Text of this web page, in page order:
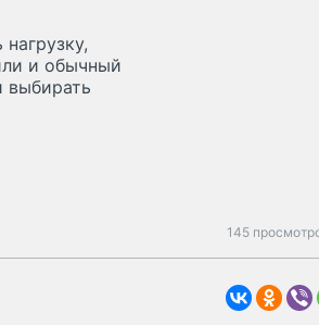
и обычный
выбирать
145